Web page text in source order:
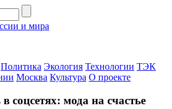
и мира
Политика Экология Технологии ТЭК
Москва Культура О проекте
соцсетях: мода на счастье